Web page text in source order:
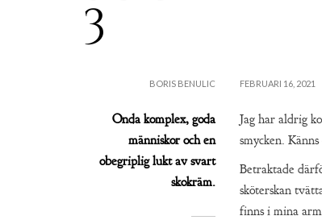
3
BORIS BENULIC
Onda komplex, goda
människor och en
obegriplig lukt av svart
skokräm.
FEBRUARI 16, 2021
Jag har aldrig
smycken.
Betraktade
sköterskan
finns i mina